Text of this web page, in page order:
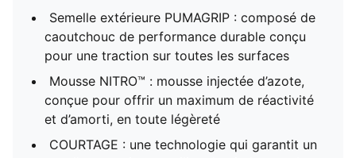
Semelle extérieure PUMAGRIP : composé de
caoutchouc de performance durable conçu
pour une traction sur toutes les surfaces
Mousse NITRO™ : mousse injectée d’azote,
conçue pour offrir un maximum de réactivité
et d’amorti, en toute légèreté
COURTAGE : une technologie qui garantit un